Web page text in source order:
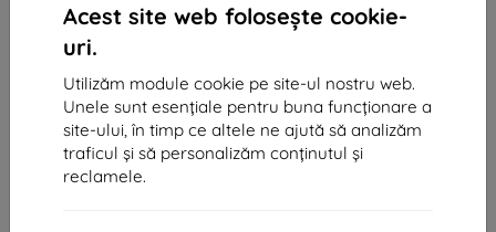
Acest site web folosește cookie-
uri.
Utilizăm module cookie pe site-ul nostru web.
Unele sunt esențiale pentru buna funcționare a
site-ului, în timp ce altele ne ajută să analizăm
traficul și să personalizăm conținutul și
reclamele.
Huse SAMSUNG PUZDRO S VIEW PRE GALAXY S7
(EF-CG930PBEGWW), BLACK